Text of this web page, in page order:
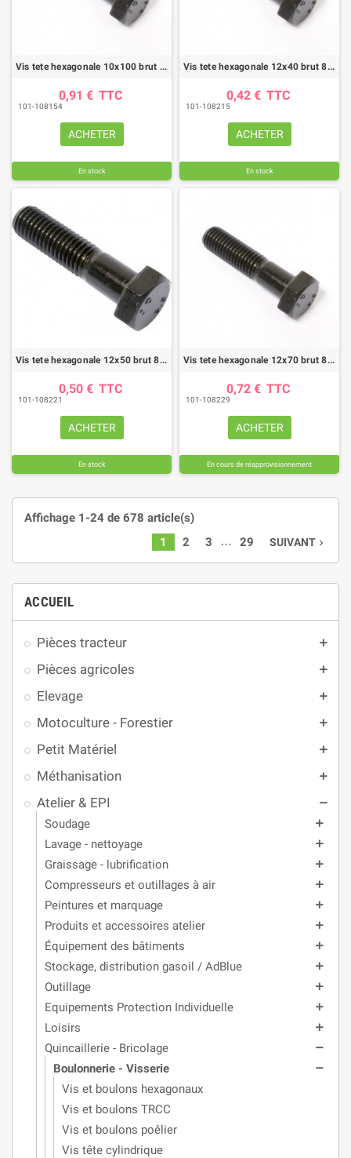
ACCUEIL
Pièces tracteur add
Pièces agricoles add
Elevage add
Motoculture - Forestier add
Petit Matériel add
Méthanisation add
Atelier & EPI remove
Soudage add
Lavage - nettoyage add
Graissage - lubrification add
Compresseurs et outillages à air add
Peintures et marquage add
Produits et accessoires atelier add
Équipement des bâtiments add
Stockage, distribution gasoil / AdBlue add
Outillage add
Equipements Protection Individuelle add
Loisirs add
Quincaillerie - Bricolage remove
Boulonnerie - Visserie remove
Vis et boulons hexagonaux
Vis et boulons TRCC
Vis et boulons poêlier
Vis tête cylindrique
Vis tete hexagonale 10x100 brut 8.8 fp (boite de 50)
0,91 € TTC
101-108154
ACHETER
En stock
Vis tete hexagonale 12x40 brut 8.8 ft (boite de 100)
0,42 € TTC
101-108215
ACHETER
En stock
Vis tete hexagonale 12x50 brut 8.8 fp (boite de 100)
0,50 € TTC
101-108221
ACHETER
En stock
Vis tete hexagonale 12x70 brut 8.8 fp (boite de 50)
0,72 € TTC
101-108229
ACHETER
En cours de réapprovisionnement
Affichage 1-24 de 678 article(s)
1
2 3 … 29 SUIVANT navigate_next